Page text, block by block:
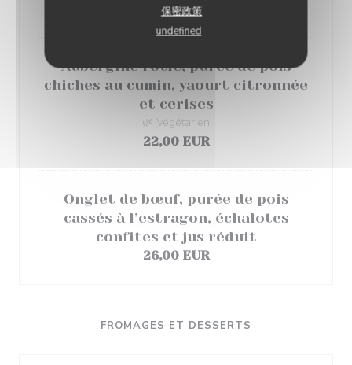
保密政策
undefined
25,00 EUR
Aubergine rôtie, purée de pois
chiches au cumin, yaourt citronnée
et cerises
🌿 Végétarien
22,00 EUR
Onglet de bœuf, purée de pois
cassés à l’estragon, échalotes
confites et jus réduit
26,00 EUR
FROMAGES ET DESSERTS